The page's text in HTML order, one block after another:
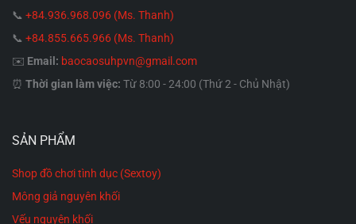
📞 +84.936.968.096 (Ms. Thanh)
📞 +84.855.665.966 (Ms. Thanh)
✉️ Email: baocaosuhpvn@gmail.com
⏰ Thời gian làm việc: Từ 8:00 - 24:00 (Thứ 2 - Chủ Nhật)
SẢN PHẨM
Shop đồ chơi tình dục (Sextoy)
Mông giả nguyên khối
Vếu nguyên khối